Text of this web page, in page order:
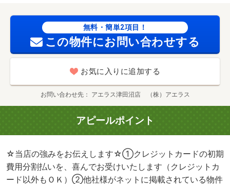
無料・簡単2項目！
この物件にお問い合わせする
お気に入りに追加する
お問い合わせ先 アエラス津田沼店 （株）アエラス
アピールポイント
☆当店の強みをお伝えします☆①クレジットカードの初期
費用分割払いを、喜んでお受けいたします（クレジットカ
ード以外もＯＫ）②他社様がネットに掲載されている物件